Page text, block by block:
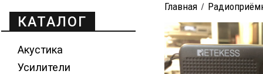
КАТАЛОГ
Акустика
Усилители
Главная